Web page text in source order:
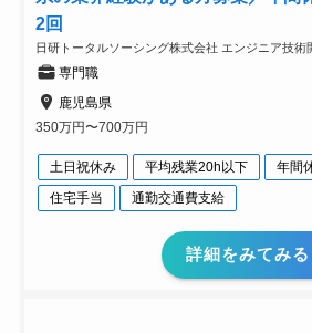
2回
日研トータルソーシング株式会社 エンジニア技術
専門職
鹿児島県
350万円〜700万円
土日祝休み 平均残業20h以下
年間
住宅手当
通勤交通費支給
詳細をみてみる